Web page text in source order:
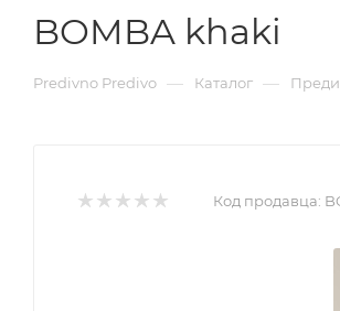
BOMBA khaki
Predivno Predivo — Каталог —
Код продавца: